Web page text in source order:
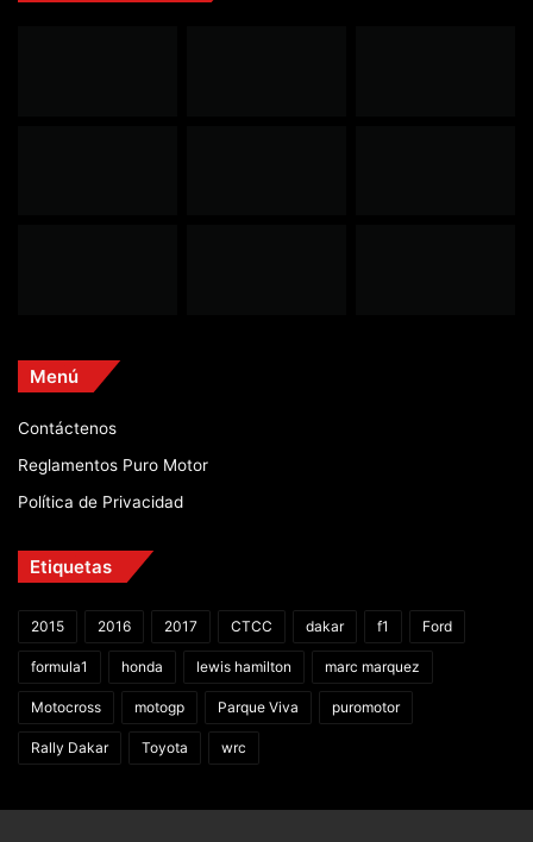
Menú
Contáctenos
Reglamentos Puro Motor
Política de Privacidad
Etiquetas
2015 2016 2017 CTCC dakar f1 Ford
formula1 honda lewis hamilton marc marquez
Motocross motogp Parque Viva puromotor
Rally Dakar Toyota wrc